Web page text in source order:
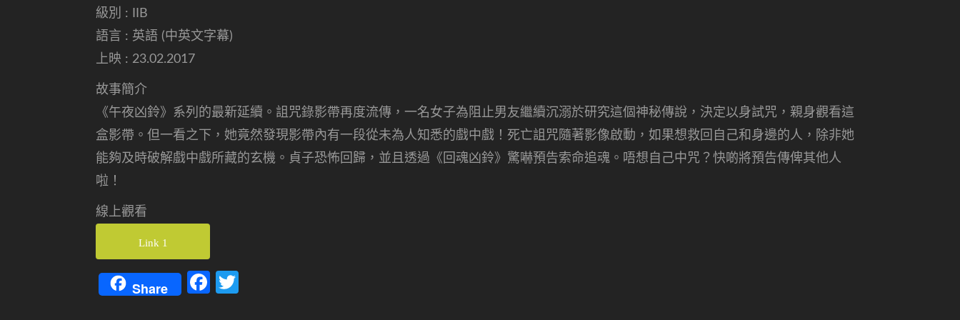
級別 : IIB
語言 : 英語 (中英文字幕)
上映 : 23.02.2017
故事簡介
《午夜凶鈴》系列的最新延續。詛咒錄影帶再度流傳，一名女子為阻止男友繼續沉溺於研究這個神秘傳說，決定以身試咒，親身觀看這
盒影帶。但一看之下，她竟然發現影帶內有一段從未為人知悉的戲中戲！死亡詛咒隨著影像啟動，如果想救回自己和身邊的人，除非她
能夠及時破解戲中戲所藏的玄機。貞子恐怖回歸，並且透過《回魂凶鈴》驚嚇預告索命追魂。唔想自己中咒？快啲將預告傳俾其他人
啦！
線上觀看
Link 1
Share Facebook